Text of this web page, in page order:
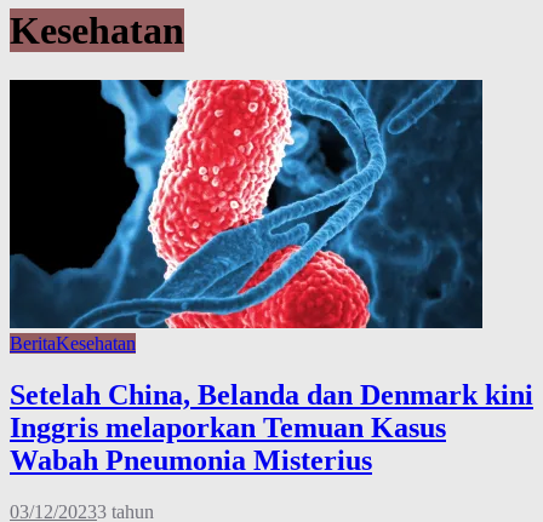
Kesehatan
BeritaKesehatan
Setelah China, Belanda dan Denmark kini
Inggris melaporkan Temuan Kasus
Wabah Pneumonia Misterius
03/12/20233 tahun